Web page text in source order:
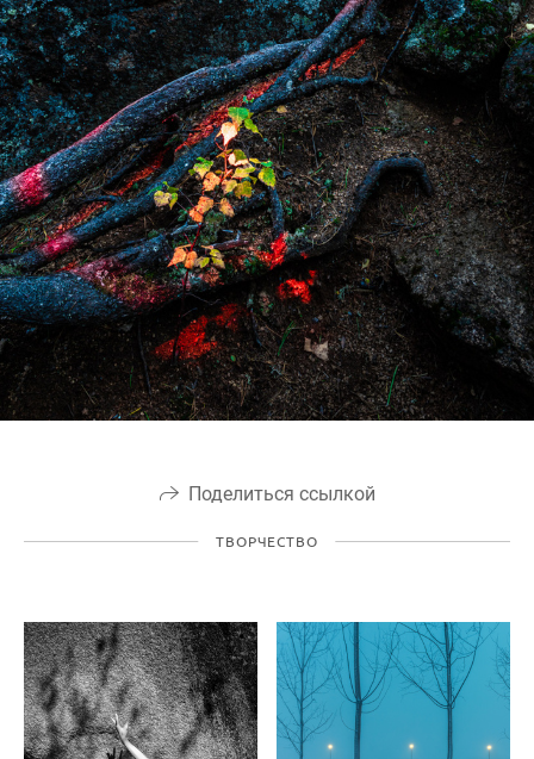
Поделиться ссылкой
ТВОРЧЕСТВО